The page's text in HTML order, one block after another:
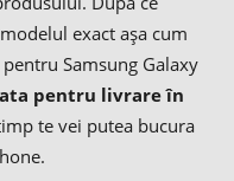
exact așa cum
Samsung Galaxy
pentru livrare în
te vei putea bucura